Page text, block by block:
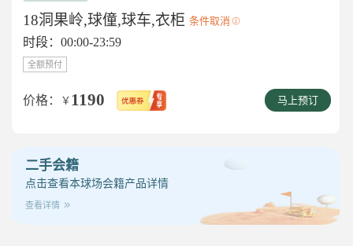
18洞果岭,球僮,球车,衣柜 条件取消
时段：00:00-23:59
全额预付
价格： ￥ 1190 马上预订
二手会籍
点击查看本球场会籍产品详情
查看详情